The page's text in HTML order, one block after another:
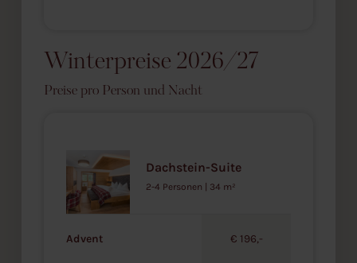
Winterpreise 2026/27
Preise pro Person und Nacht
Dachstein-Suite
2-4 Personen | 34 m²
Advent € 196,-